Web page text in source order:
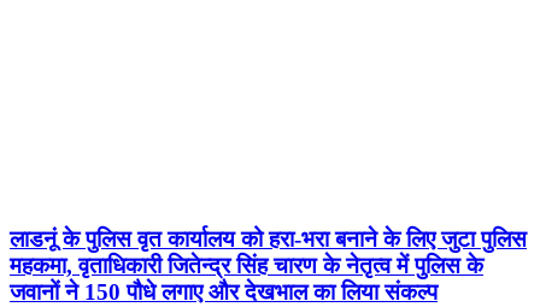
लाडनूं के पुलिस वृत कार्यालय को हरा-भरा बनाने के लिए जुटा पुलिस
महकमा, वृताधिकारी जितेन्द्र सिंह चारण के नेतृत्व में पुलिस के
जवानों ने 150 पौधे लगाए और देखभाल का लिया संकल्प